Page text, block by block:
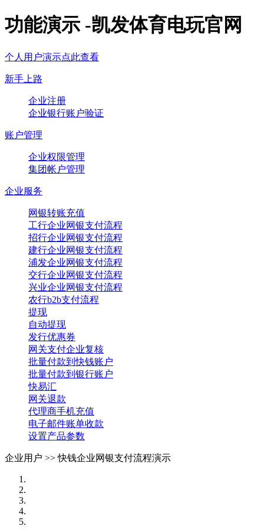
功能演示 -凯发体育电玩官网
个人用户演示点此查看
新手上路
企业注册
企业银行账户验证
账户管理
企业权限管理
集团帐户管理
企业服务
网银转账充值
工行企业网银支付流程
招行企业网银支付流程
建行企业网银支付流程
浦发企业网银支付流程
交行企业网银支付流程
兴业企业网银支付流程
农行b2b支付流程
提现
自动提现
发行优惠券
网关支付企业复核
批量付款到快钱账户
批量付款到银行账户
快易汇
网关退款
代理商手机充值
电子邮件账单收款
设置产品参数
企业用户 >>快钱企业网银支付流程演示